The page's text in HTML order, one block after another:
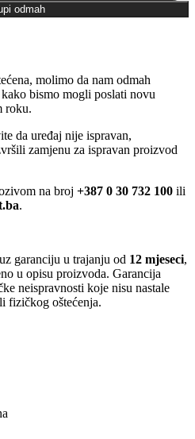
odmah
molimo da nam odmah
bismo mogli poslati novu
roku.
da uređaj nije ispravan,
zamjenu za ispravan proizvod
na broj +387 0 30 732 100 ili
.
garanciju u trajanju od 12 mjeseci,
u opisu proizvoda. Garancija
neispravnosti koje nisu nastale
fizičkog oštećenja.